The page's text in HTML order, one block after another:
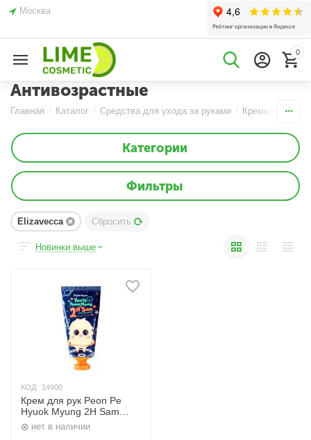
Москва
0
Антивозрастные
Главная / Каталог / Средства для ухода за руками / Кремы
Категории
Фильтры
Elizavecca Сбросить
Новинки выше
КОД: 14900
Крем для рук Peon Pe
Hyuok Myung 2H Sam
Hand Cream 80 мл.
Elizavecca
нет в наличии